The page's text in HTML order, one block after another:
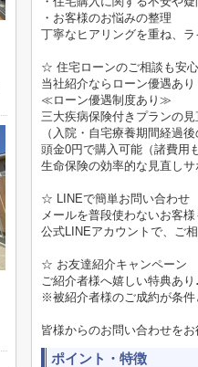
・お客様のお悩みの整理
丁寧なヒアリングを重ね、
☆ 住宅ローンのご相談も安心
当社紹介ならローン優遇あ
≪ローン優遇制度あり≫
三大疾病保険付きプランの
（入院・自宅療養期間経過
頭金0円で購入可能（諸費用
生命保険の効率的な見直しサ
☆ LINEで簡単お問い合わせ
メールを普段使わないお客
公式LINEアカウントで、ご
☆ お友達紹介キャンペーン
ご紹介者様へ嬉しい特典あり
※被紹介者様のご成約が条件
皆様からのお問い合わせを
ポイント・特徴